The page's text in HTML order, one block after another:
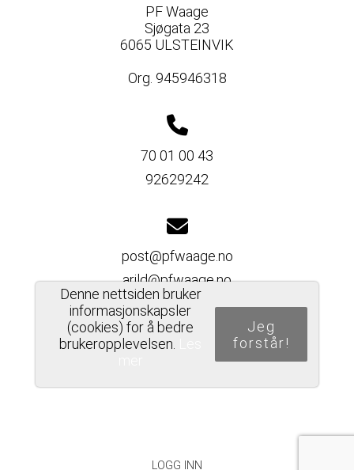
PF Waage
Sjøgata 23
6065 ULSTEINVIK
Org. 945946318
70 01 00 43
92629242
post@pfwaage.no
arild@pfwaage.no
Denne nettsiden bruker
informasjonskapsler
(cookies) for å bedre
brukeropplevelsen.
Jeg
forstår!
LOGG INN